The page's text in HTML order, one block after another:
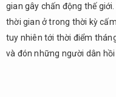
này
2.
Hệ
thống giao
thông
gian gây chấn động thế
thời gian ở trong thời kỳ
tuy nhiên tới thời điểm
và đón những người dân